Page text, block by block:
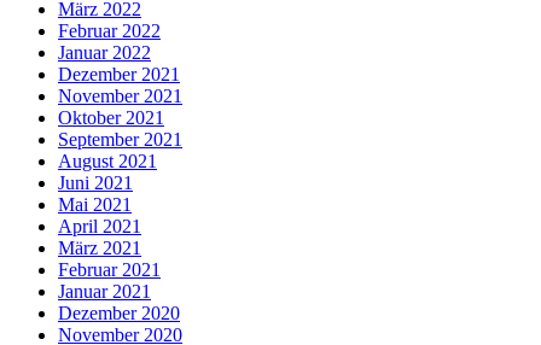
März 2022
Februar 2022
Januar 2022
Dezember 2021
November 2021
Oktober 2021
September 2021
August 2021
Juni 2021
Mai 2021
April 2021
März 2021
Februar 2021
Januar 2021
Dezember 2020
November 2020